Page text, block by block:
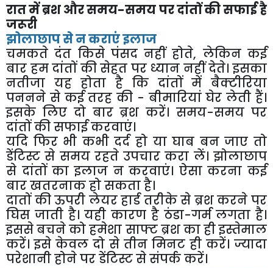
रात में ब्रश और समय-समय पर दांतों की सफाई है
जरूरी
झोलाछाप से न कराएं इलाज
चमकते दंत किसे पंसद नहीं होते, लेकिन कई
बार हम दांतों की सेहत पर ध्यान नहीं देते। इसका
नतीजा यह होता है कि दांतों में बैक्टीरिया
पननने से कई तरह की - बीमारियां घेर लेती हैं।
इसके लिए दो बार ब्रश करें। समय-समय पर
दांतों की सफाई करवाएं।
यदि फिर भी कभी दर्द हो या घाब बन जाए तो
डेंटिस्ट से समय रहते उपचार करा लें। झोलाछाप
से दांतों का इलाज न करवाएं। ऐसा करना कई
बार खतरनाक हो सकता है।
दातों की ऊपरी लेयर हार्ड तरीके से ब्रश करने पर
घिस जाती है। यही कारण है ठंडा-गर्म लगता है।
इससे बचने को हमेशा साफ्ट ब्रश का ही इस्तेमाल
करें। इसे केवल दो से तीन मिनट ही करें। ज्यादा
परेशानी होने पर डेंटिस्ट से संपर्क करें।